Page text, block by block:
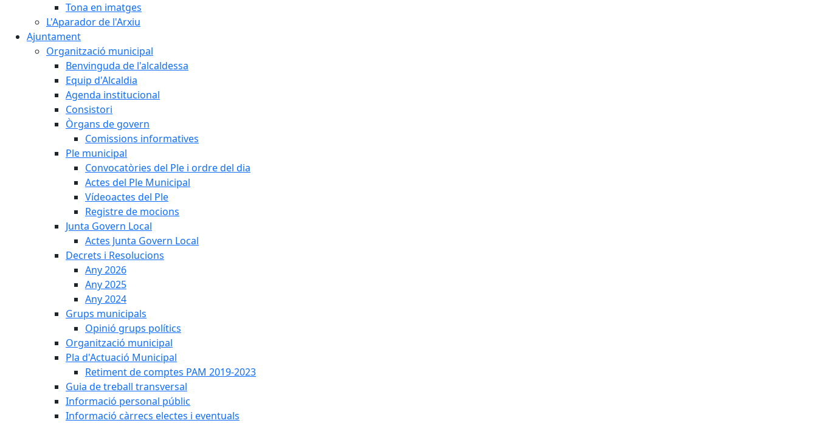
Tona en imatges
L'Aparador de l'Arxiu
Ajuntament
Organització municipal
Benvinguda de l'alcaldessa
Equip d'Alcaldia
Agenda institucional
Consistori
Òrgans de govern
Comissions informatives
Ple municipal
Convocatòries del Ple i ordre del dia
Actes del Ple Municipal
Vídeoactes del Ple
Registre de mocions
Junta Govern Local
Actes Junta Govern Local
Decrets i Resolucions
Any 2026
Any 2025
Any 2024
Grups municipals
Opinió grups polítics
Organització municipal
Pla d'Actuació Municipal
Retiment de comptes PAM 2019-2023
Guia de treball transversal
Informació personal públic
Informació càrrecs electes i eventuals